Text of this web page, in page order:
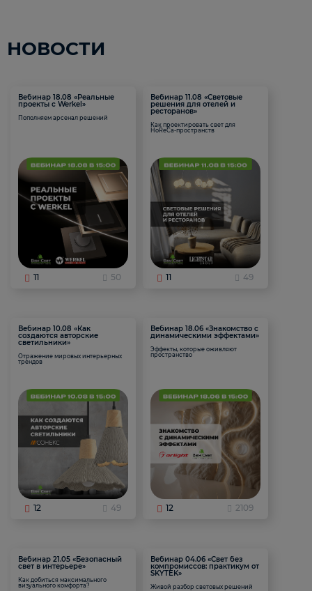
НОВОСТИ
Вебинар 18.08 «Реальные
проекты с Werkel»
Пополняем арсенал решений
11 50
Вебинар 11.08 «Световые
решения для отелей и
ресторанов»
Как проектировать свет для
HoReCa-пространств
11 49
Вебинар 10.08 «Как
создаются авторские
светильники»
Отражение мировых интерьерных
трендов
12 49
Вебинар 18.06 «Знакомство с
динамическими эффектами»
Эффекты, которые оживляют
пространство
12 2109
Вебинар 21.05 «Безопасный
свет в интерьере»
Как добиться максимального
визуального комфорта?
Вебинар 04.06 «Свет без
компромиссов: практикум от
SKYTEK»
Живой разбор световых решений